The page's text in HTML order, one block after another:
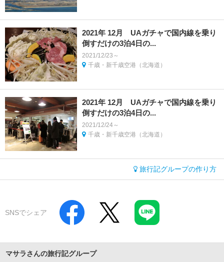
2021年 12月 UAガチャで国内線を乗り
倒すだけの3泊4日の...
2021/12/23～
千歳・新千歳空港（北海道）
2021年 12月 UAガチャで国内線を乗り
倒すだけの3泊4日の...
2021/12/24～
千歳・新千歳空港（北海道）
旅行記グループの作り方
SNSでシェア
マサラさんの旅行記グループ